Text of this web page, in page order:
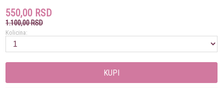
550,00 RSD
1.100,00 RSD
Kolicina:
KUPI